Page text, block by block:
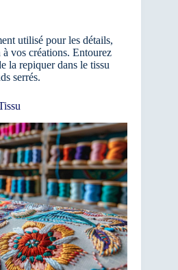
utilisé pour les détails,
vos créations. Entourez
la repiquer dans le tissu
serrés.